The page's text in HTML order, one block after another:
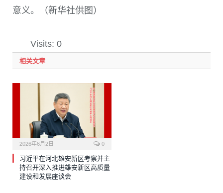
意义。（新华社供图）
Visits: 0
相关文章
2026年6月2日 0
习近平在河北雄安新区考察并主
持召开深入推进雄安新区高质量
建设和发展座谈会